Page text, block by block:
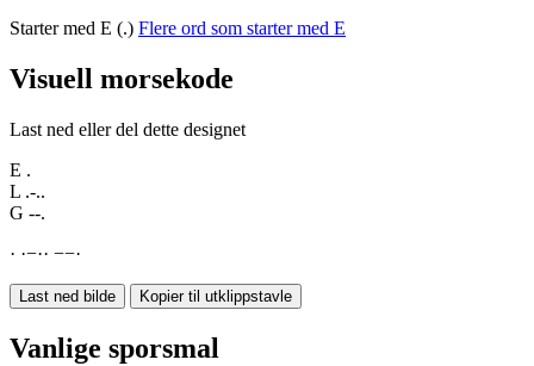
Starter med E (.) Flere ord som starter med E
Visuell morsekode
Last ned eller del dette designet
E .
L .-..
G --.
· ·−·· −−·
Last ned bilde Kopier til utklippstavle
Vanlige sporsmal